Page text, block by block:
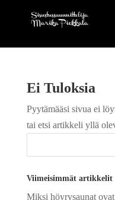
Ei Tuloksia
Pyytämääsi sivua ei
tai etsi artikkeli yllä
Viimeisimmät artikkelit
Miksi höyrysaunat